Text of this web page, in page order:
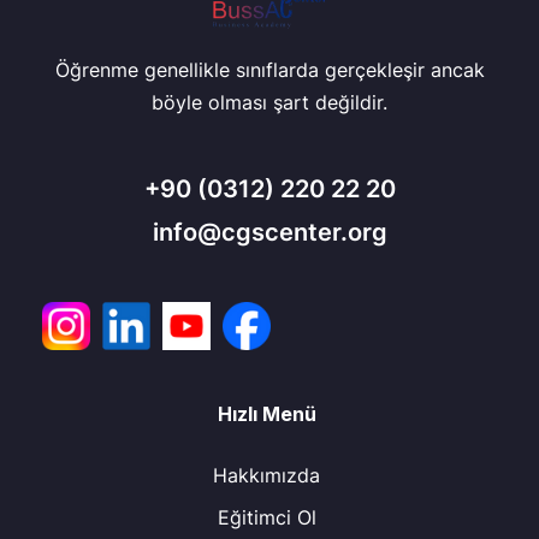
Öğrenme genellikle sınıflarda gerçekleşir ancak
böyle olması şart değildir.
+90 (0312) 220 22 20
info@cgscenter.org
Hızlı Menü
Hakkımızda
Eğitimci Ol